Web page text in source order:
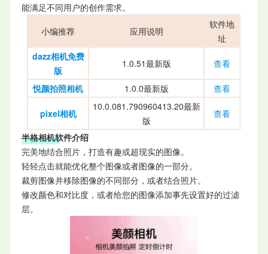
能满足不同用户的创作需求。
小编推荐
应用说明
软件地
址
dazz相机免费
版
1.0.51最新版 查看
悦颜拍照相机 1.0.0最新版 查看
pixel相机
10.0.081.790960413.20最新
版
查看
半格相机软件介绍
完美地结合照片，打造有趣或超现实的图像。
轻轻点击就能优化整个图像或者图像的一部分。
裁剪图像并移除图像的不同部分，或者结合照片。
修改颜色和对比度，或者给您的图像添加事先设置好的过滤
层。